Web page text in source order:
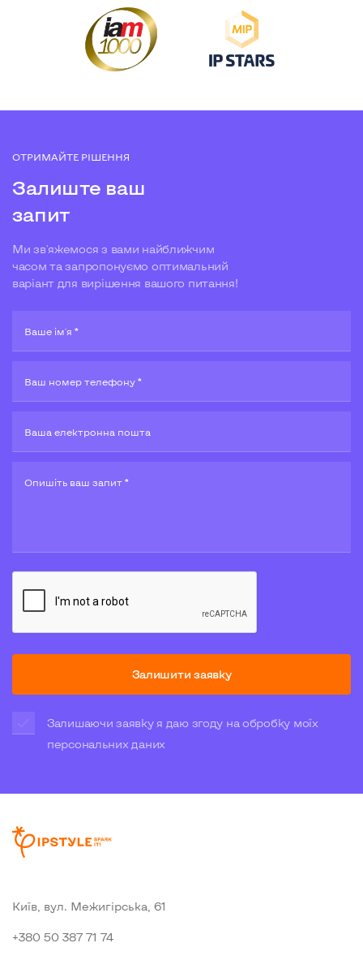
ОТРИМАЙТЕ РІШЕННЯ
Залиште ваш
запит
Ми зв'яжемося з вами найближчим
часом та запропонуємо оптимальний
варіант для вирішення вашого питання!
Ваше ім'я *
Ваш номер телефону *
Ваша електронна пошта
Опишiть ваш запит *
Залишити заявку
Залишаючи заявку я даю згоду на обробку моїх
персональних даних
Київ, вул. Межигiрська, 61
+380 50 387 71 74